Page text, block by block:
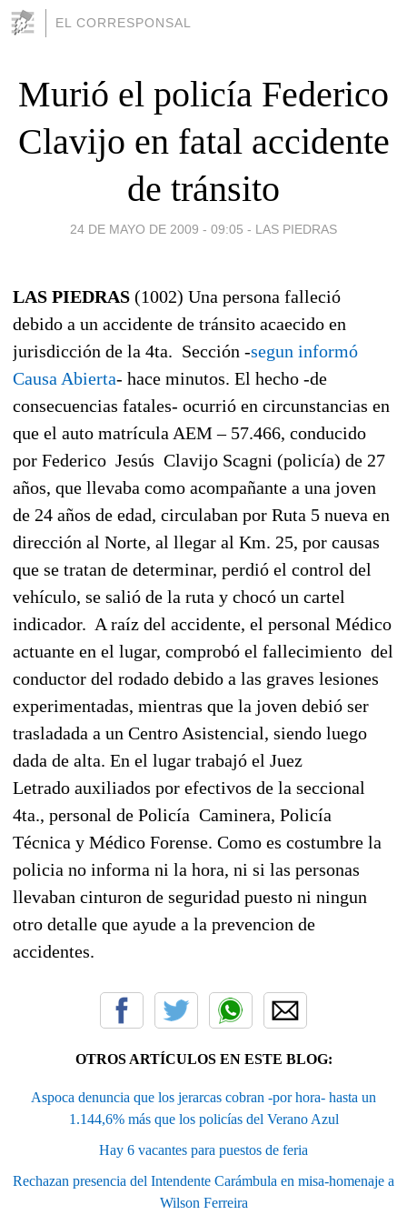
EL CORRESPONSAL
Murió el policía Federico
Clavijo en fatal accidente
de tránsito
24 DE MAYO DE 2009 - 09:05 - LAS PIEDRAS
LAS PIEDRAS (1002) Una persona falleció
debido a un accidente de tránsito acaecido en
jurisdicción de la 4ta. Sección -segun informó
Causa Abierta- hace minutos. El hecho -de
consecuencias fatales- ocurrió en circunstancias en
que el auto matrícula AEM – 57.466, conducido
por Federico Jesús Clavijo Scagni (policía) de 27
años, que llevaba como acompañante a una joven
de 24 años de edad, circulaban por Ruta 5 nueva en
dirección al Norte, al llegar al Km. 25, por causas
que se tratan de determinar, perdió el control del
vehículo, se salió de la ruta y chocó un cartel
indicador. A raíz del accidente, el personal Médico
actuante en el lugar, comprobó el fallecimiento del
conductor del rodado debido a las graves lesiones
experimentadas, mientras que la joven debió ser
trasladada a un Centro Asistencial, siendo luego
dada de alta. En el lugar trabajó el Juez
Letrado auxiliados por efectivos de la seccional
4ta., personal de Policía Caminera, Policía
Técnica y Médico Forense. Como es costumbre la
policia no informa ni la hora, ni si las personas
llevaban cinturon de seguridad puesto ni ningun
otro detalle que ayude a la prevencion de
accidentes.
OTROS ARTÍCULOS EN ESTE BLOG:
Aspoca denuncia que los jerarcas cobran -por hora- hasta un
1.144,6% más que los policías del Verano Azul
Hay 6 vacantes para puestos de feria
Rechazan presencia del Intendente Carámbula en misa-homenaje a
Wilson Ferreira